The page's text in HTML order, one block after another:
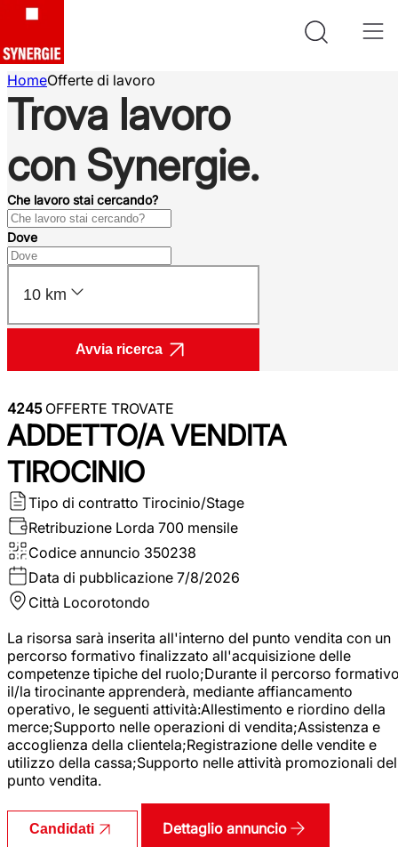
HomeOfferte di lavoro
Trova lavoro
con Synergie.
Che lavoro stai cercando?
Dove
10 km
Avvia ricerca
4245OFFERTE TROVATE
ADDETTO/A VENDITA
TIROCINIO
Tipo di contratto Tirocinio/Stage
Retribuzione Lorda 700 mensile
Codice annuncio 350238
Data di pubblicazione 7/8/2026
Città Locorotondo
La risorsa sarà inserita all'interno del punto vendita con un
percorso formativo finalizzato all'acquisizione delle
competenze tipiche del ruolo;Durante il percorso
il/la tirocinante apprenderà, mediante affiancamento
operativo, le seguenti attività:Allestimento e riordino della
merce;Supporto nelle operazioni di vendita;Assistenza e
accoglienza della clientela;Registrazione delle vendite e
utilizzo della cassa;Supporto nelle attività promozionali del
punto vendita.
Candidati Dettaglio annuncio